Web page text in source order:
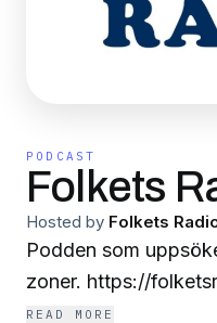
PODCAST
Folkets
Hosted by Folkets
Podden som
zoner. https://
READ MORE